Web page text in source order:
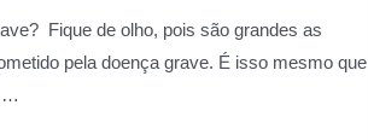
Fique de olho, pois são grandes as
pela doença grave. É isso mesmo que
…